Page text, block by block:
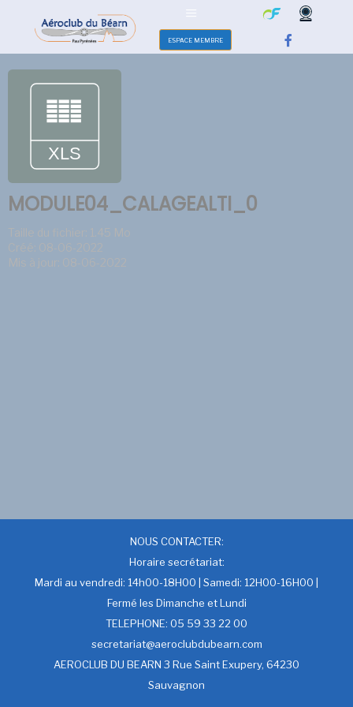
ESPACE MEMBRE
MODULE04_CALAGEALTI_0
Taille du fichier: 1.45 Mo
Créé: 08-06-2022
Mis à jour: 08-06-2022
NOUS CONTACTER:
Horaire secrétariat:
Mardi au vendredi: 14h00-18H00 | Samedi: 12H00-16H00 |
Fermé les Dimanche et Lundi
TELEPHONE: 05 59 33 22 00
secretariat@aeroclubdubearn.com
AEROCLUB DU BEARN 3 Rue Saint Exupery, 64230
Sauvagnon